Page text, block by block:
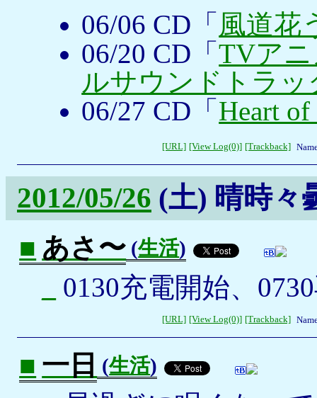
06/06 CD「 風道花
06/20 CD「TVア
ルサウンドトラッ
06/27 CD「 Heart
[URL] [View Log(0)] [Trackback]
2012/05/26 (土) 晴時々
■ あさ〜 (生活)
0130充電開始、
[URL] [View Log(0)] [Trackback]
■ 一日 (生活)